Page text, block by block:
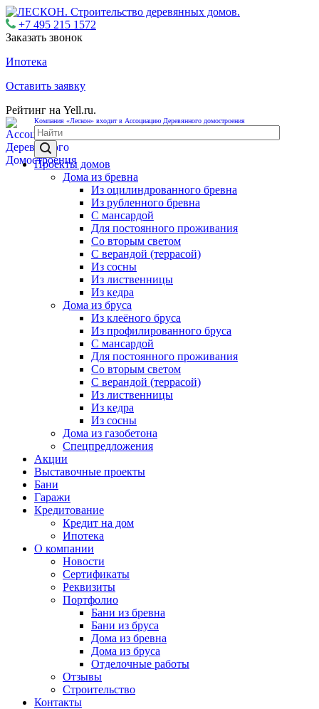
+7 495 215 1572
Заказать звонок
Ипотека
Оставить заявку
Рейтинг на Yell.ru.
Компания «Лескон» входит в Ассоциацию Деревянного домостроения
Проекты домов
Дома из бревна
Из оцилиндрованного бревна
Из рубленного бревна
С мансардой
Для постоянного проживания
Со вторым светом
С верандой (террасой)
Из сосны
Из лиственницы
Из кедра
Дома из бруса
Из клеёного бруса
Из профилированного бруса
С мансардой
Для постоянного проживания
Со вторым светом
С верандой (террасой)
Из лиственницы
Из кедра
Из сосны
Дома из газобетона
Спецпредложения
Акции
Выставочные проекты
Бани
Гаражи
Кредитование
Кредит на дом
Ипотека
О компании
Новости
Сертификаты
Реквизиты
Портфолио
Бани из бревна
Бани из бруса
Дома из бревна
Дома из бруса
Отделочные работы
Отзывы
Строительство
Контакты